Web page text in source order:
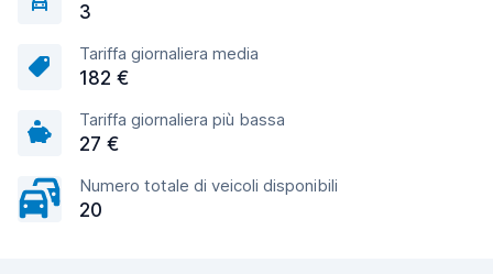
3
Tariffa giornaliera media
182 €
Tariffa giornaliera più bassa
27 €
Numero totale di veicoli disponibili
20